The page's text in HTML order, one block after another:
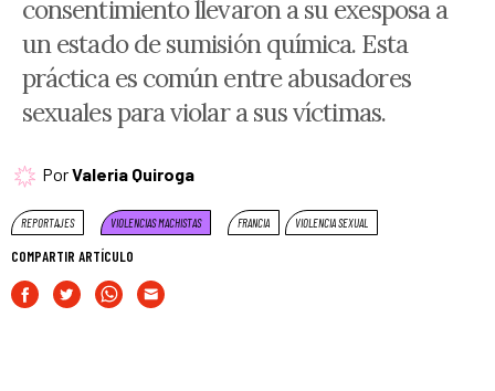
consentimiento llevaron a su exesposa a
un estado de sumisión química. Esta
práctica es común entre abusadores
sexuales para violar a sus víctimas.
PorValeria Quiroga
REPORTAJES VIOLENCIAS MACHISTAS FRANCIA VIOLENCIA SEXUAL
COMPARTIR ARTÍCULO